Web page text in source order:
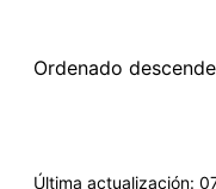
Ordenado
Última actualización: